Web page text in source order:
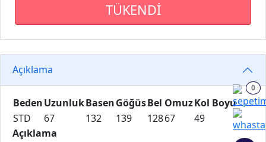
TÜKENDİ
Açıklama
BedenUzunlukBasenGöğüsBel OmuzKol Boyu
STD
67 132 139 12867
49
Açıklama
0